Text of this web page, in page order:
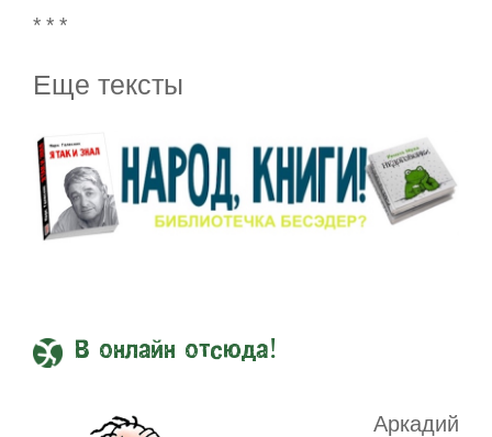
* * *
Еще тексты
В онлайн отсюда!
Аркадий